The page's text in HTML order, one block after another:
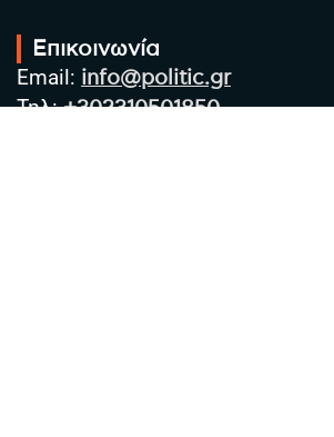
Επικοινωνία
Email: info@politic.gr
Τηλ:+302310501850